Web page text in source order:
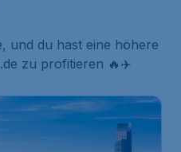
und du hast eine höhere
zu profitieren 🔥✈️